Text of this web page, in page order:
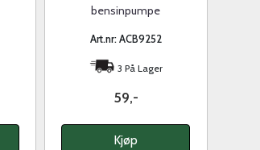
bensinpumpe
Art.nr: ACB9252
3 På Lager
59,-
Kjøp